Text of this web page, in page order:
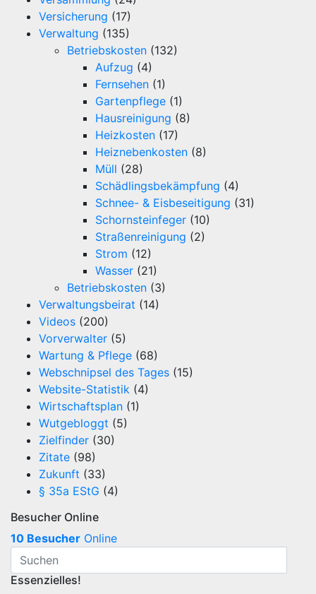
Versicherung (17)
Verwaltung (135)
Betriebskosten (132)
Aufzug (4)
Fernsehen (1)
Gartenpflege (1)
Hausreinigung (8)
Heizkosten (17)
Heiznebenkosten (8)
Müll (28)
Schädlingsbekämpfung (4)
Schnee- & Eisbeseitigung (31)
Schornsteinfeger (10)
Straßenreinigung (2)
Strom (12)
Wasser (21)
Betriebskosten (3)
Verwaltungsbeirat (14)
Videos (200)
Vorverwalter (5)
Wartung & Pflege (68)
Webschnipsel des Tages (15)
Website-Statistik (4)
Wirtschaftsplan (1)
Wutgebloggt (5)
Zielfinder (30)
Zitate (98)
Zukunft (33)
§ 35a EStG (4)
Besucher Online
10 Besucher Online
Essenzielles!